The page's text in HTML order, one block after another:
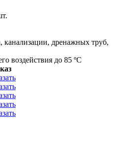
канализации, дренажных труб,
воздействия до 85 ºС